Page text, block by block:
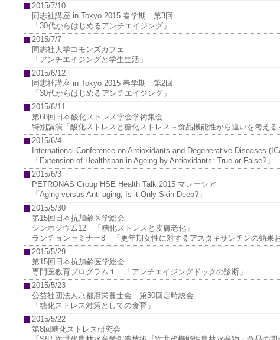
2015/7/10
同志社講座 in Tokyo 2015 春学期 第3回
「30代からはじめるアンチエイジング」
2015/7/7
同志社大学コモンズカフェ
「アンチエイジングと学生生活」
2015/6/12
同志社講座 in Tokyo 2015 春学期 第2回
「30代からはじめるアンチエイジング」
2015/6/11
第68回日本酸化ストレス学会学術集会
特別講演「酸化ストレスと糖化ストレス～食品機能性から違いを考える
2015/6/4
International Conference on Antioxidants and Degenerative Diseases
「Extension of Healthspan in Ageing by Antioxidants: True or False?」
2015/6/3
PETRONAS Group HSE Health Talk 2015 マレーシア
「Aging versus Anti-aging, Is it Only Skin Deep?」
2015/5/30
第15回日本抗加齢医学総会
シンポジウム12 「糖化ストレスと皮膚老化」
ランチョンセミナー8 「更年期女性に対するアスタキサンチンの効果お
2015/5/29
第15回日本抗加齢医学総会
専門医教育プログラム１ 「アンチエイジングドックの診断」
2015/5/23
公益社団法人京都府栄養士会 第30回定時総会
「糖化ストレス対策としての食育」
2015/5/22
第8回糖化ストレス研究会